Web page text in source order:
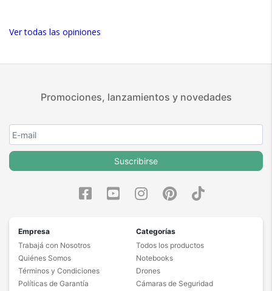
llama. Es un accesorio funcional que tambien aporta estilo.
Ver todas las opiniones
Promociones, lanzamientos y novedades
Suscribirse
Empresa
Trabajá con Nosotros
Quiénes Somos
Términos y Condiciones
Políticas de Garantía
Categorías
Todos los productos
Notebooks
Drones
Cámaras de Seguridad